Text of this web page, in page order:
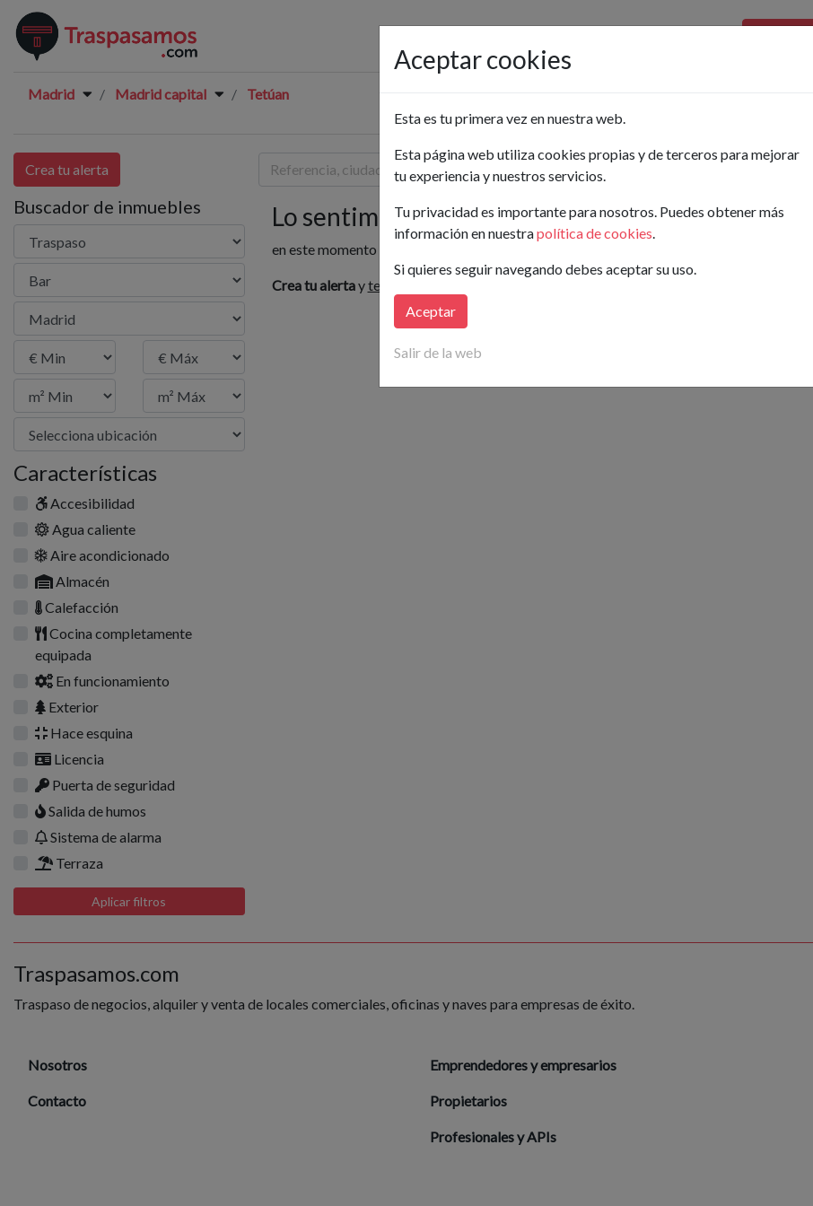
Pon tu
Madrid Madrid capital Tetúan
Crea tu alerta
Buscador de inmuebles
Características
Accesibilidad
Agua caliente
Aire acondicionado
Almacén
Calefacción
Cocina completamente
equipada
En funcionamiento
Exterior
Hace esquina
Licencia
Puerta de seguridad
Salida de humos
Sistema de alarma
Terraza
Aplicar filtros
Buscar
Lo sentimos...
en este momento no hay anuncios publicados para tu búsqueda.
Crea tu alertayte avisaremos en cuanto publiquen nuevos anuncios que coincidan con
Traspasamos.com
Traspaso de negocios, alquiler y venta de locales comerciales, oficinas y naves para empresas de éxito.
Nosotros
Contacto
Emprendedores y empresarios
Propietarios
Profesionales y APIs
Aceptar cookies
Esta es tu primera vez en nuestra web.
Esta página web utiliza cookies propias y de terceros para mejorar
tu experiencia y nuestros servicios.
Tu privacidad es importante para nosotros. Puedes obtener más
información en nuestrapolítica de cookies.
Si quieres seguir navegando debes aceptar su uso.
Aceptar
Salir de la web